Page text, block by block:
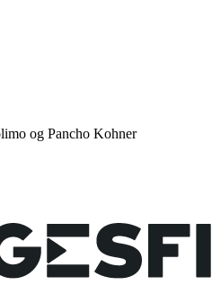
og Pancho Kohner